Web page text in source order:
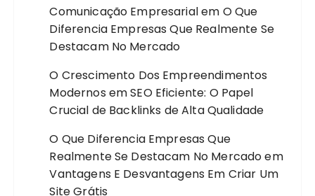
Comunicação Empresarialem O Que
Diferencia Empresas Que Realmente Se
Destacam No Mercado
O Crescimento Dos Empreendimentos
Modernos emSEO Eficiente: O Papel
Crucial de Backlinks de Alta Qualidade
O Que Diferencia Empresas Que
Realmente Se Destacam No Mercadoem
Vantagens E Desvantagens Em Criar Um
Site Grátis